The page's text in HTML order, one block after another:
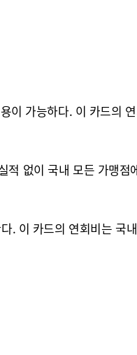
이 가능하다. 이 카드의
적 없이 국내 모든 가맹점
이 카드의 연회비는 국